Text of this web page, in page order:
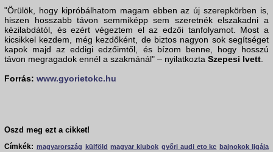
"Örülök, hogy kipróbálhatom magam ebben az új szerepkörben is,
hiszen hosszabb távon semmiképp sem szeretnék elszakadni a
kézilabdától, és ezért végeztem el az edzői tanfolyamot. Most a
kicsikkel kezdem, még kezdőként, de biztos nagyon sok segítséget
kapok majd az eddigi edzőimtől, és bízom benne, hogy hosszú
távon megragadok ennél a szakmánál" – nyilatkozta Szepesi Ivett.
Forrás: www.gyorietokc.hu
Oszd meg ezt a cikket!
Címkék: magyarország külföld magyar klubok győri audi eto kc bajnokok ligája